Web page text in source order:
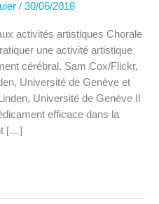
/ 30/06/2018
activités artistiques Chorale
une activité artistique
cérébral. Sam Cox/Flickr,
Université de Genève et
Université de Genève Il
efficace dans la
[…]